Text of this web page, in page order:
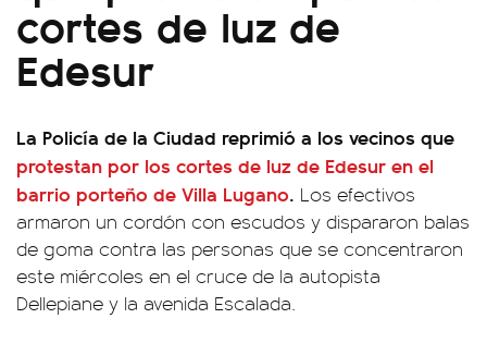
cortes de luz de
Edesur
La Policía de la Ciudad reprimió a los vecinos que
protestan por los cortes de luz de Edesur en el
barrio porteño de Villa Lugano. Los efectivos
armaron un cordón con escudos y dispararon balas
de goma contra las personas que se concentraron
este miércoles en el cruce de la autopista
Dellepiane y la avenida Escalada.